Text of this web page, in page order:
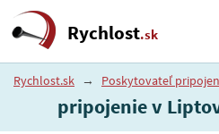
Rychlost.sk
Rychlost.sk → Poskytovateľ
pripojenie v